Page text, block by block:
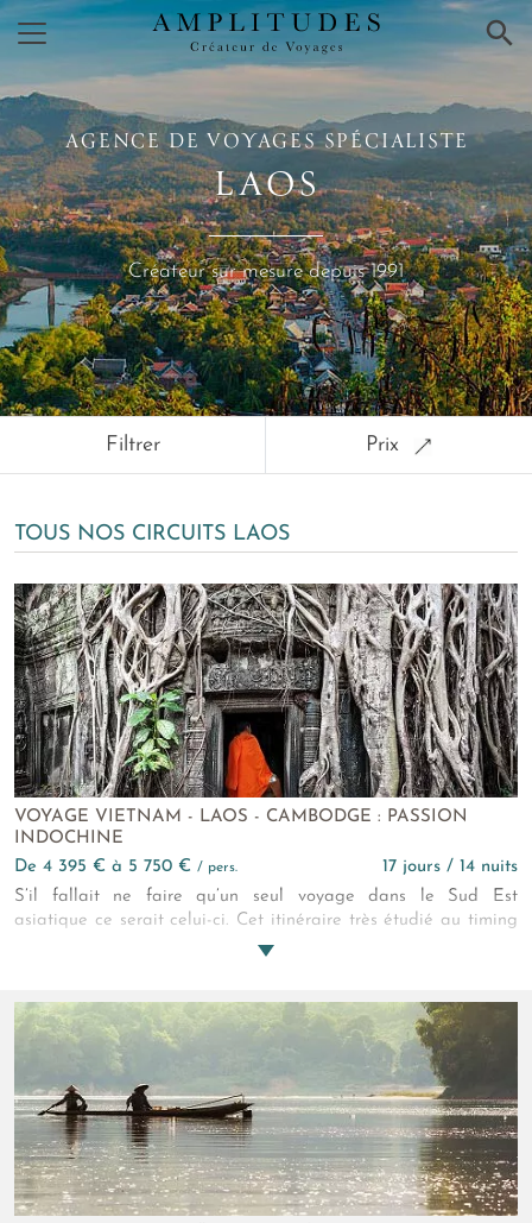
×
AGENCE DE VOYAGES SPÉCIALISTE
LAOS
Créateur sur mesure depuis 1991
Filtrer Prix
TOUS NOS CIRCUITS LAOS
VOYAGE VIETNAM - LAOS - CAMBODGE : PASSION
INDOCHINE
de 4 395 € à 5 750 € / pers.
17 jours / 14 nuits
S’il fallait ne faire qu’un seul voyage dans le Sud Est
asiatique ce serait celui-ci. Cet itinéraire très étudié au timing
idéal réunit l’essentiel de l’art monumental et des beautés